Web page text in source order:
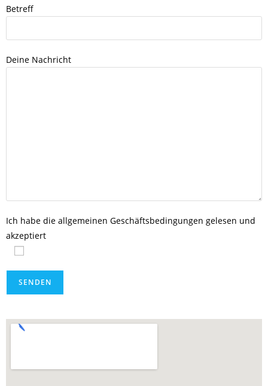
Betreff
Deine Nachricht
Ich habe die allgemeinen Geschäftsbedingungen gelesen und
akzeptiert